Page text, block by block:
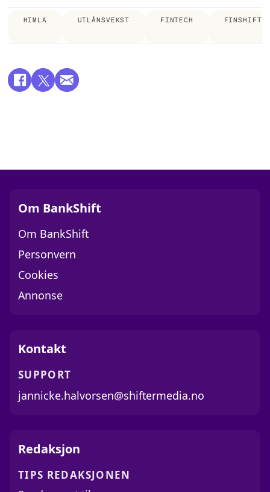
HIMLA UTLÅNSVEKST FINTECH FINSHIFT
Om BankShift
Om BankShift
Personvern
Cookies
Annonse
Kontakt
SUPPORT
jannicke.halvorsen@shiftermedia.no
Redaksjon
TIPS REDAKSJONEN